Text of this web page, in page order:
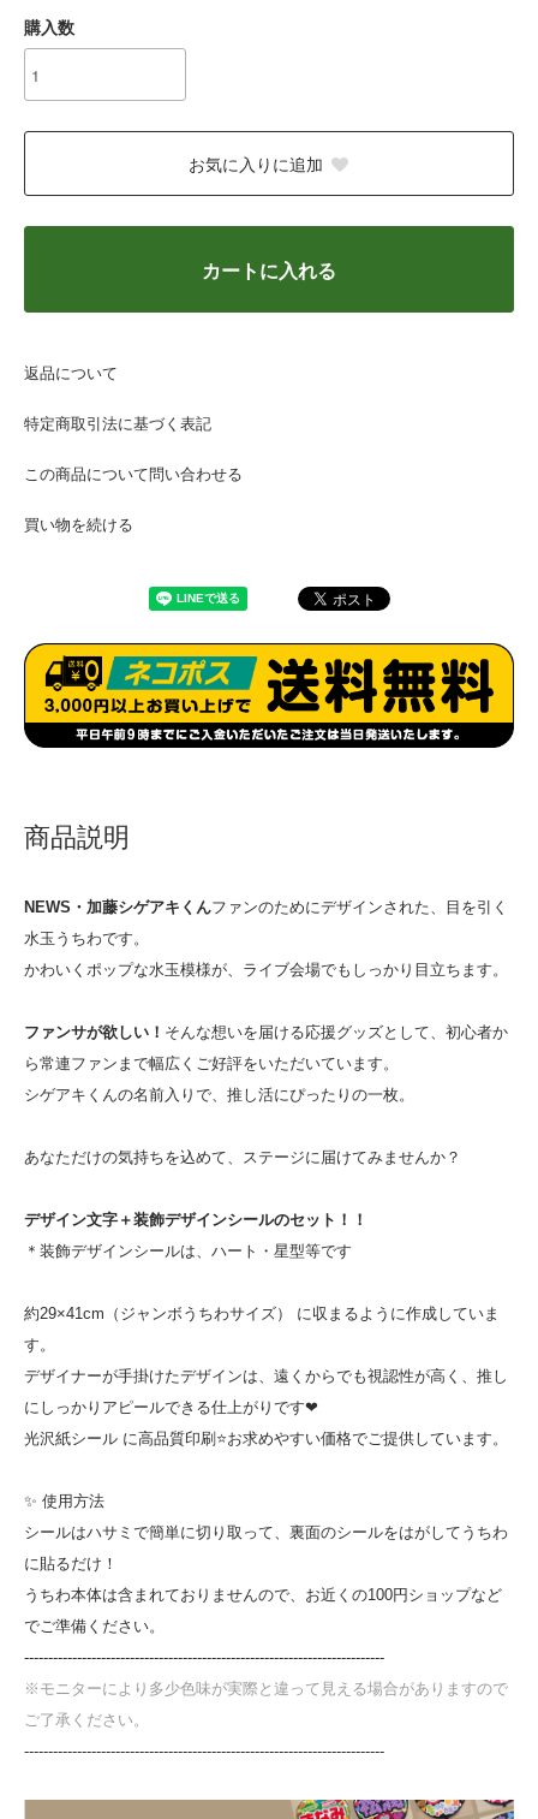
購入数
お気に入りに追加
カートに入れる
返品について
特定商取引法に基づく表記
この商品について問い合わせる
買い物を続ける
商品説明
NEWS・加藤シゲアキくんファンのためにデザインされた、目を引く
水玉うちわです。
かわいくポップな水玉模様が、ライブ会場でもしっかり目立ちます。
ファンサが欲しい！ そんな想いを届ける応援グッズとして、初心者か
ら常連ファンまで幅広くご好評をいただいています。
シゲアキくんの名前入りで、推し活にぴったりの一枚。
あなただけの気持ちを込めて、ステージに届けてみませんか？
デザイン文字＋装飾デザインシールのセット！！
＊装飾デザインシールは、ハート・星型等です
約29×41cm（ジャンボうちわサイズ） に収まるように作成していま
す。
デザイナーが手掛けたデザインは、遠くからでも視認性が高く、推し
にしっかりアピールできる仕上がりです❤
光沢紙シール に高品質印刷⭐お求めやすい価格でご提供しています。
✨ 使用方法
シールはハサミで簡単に切り取って、裏面のシールをはがしてうちわ
に貼るだけ！
うちわ本体は含まれておりませんので、お近くの100円ショップなど
でご準備ください。
---------------------------------------------------------------------------
※モニターにより多少色味が実際と違って見える場合がありますので
ご了承ください。
---------------------------------------------------------------------------